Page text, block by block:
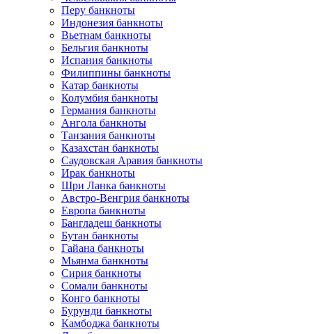
Перу банкноты
Индонезия банкноты
Вьетнам банкноты
Бельгия банкноты
Испания банкноты
Филиппины банкноты
Катар банкноты
Колумбия банкноты
Германия банкноты
Ангола банкноты
Танзания банкноты
Казахстан банкноты
Саудовская Аравия банкноты
Ирак банкноты
Шри Ланка банкноты
Австро-Венгрия банкноты
Европа банкноты
Бангладеш банкноты
Бутан банкноты
Гайана банкноты
Мьянма банкноты
Сирия банкноты
Сомали банкноты
Конго банкноты
Бурунди банкноты
Камбоджа банкноты